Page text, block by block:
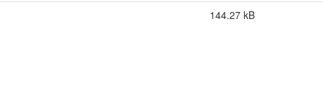
144.27 kB